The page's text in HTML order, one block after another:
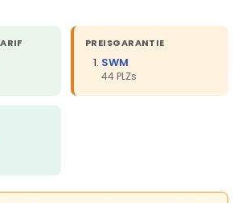
PREISGARANTIE
SWM
44 PLZs